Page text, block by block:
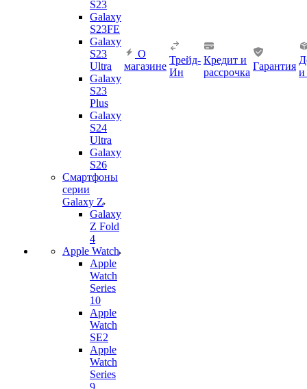
S23
Galaxy
S23FE
Galaxy
S23
Ultra
Galaxy
S23
Plus
Galaxy
S24
Ultra
Galaxy
S26
Смартфоны
серии
Galaxy Z
Galaxy
Z Fold
4
Apple Watch
Apple
Watch
Series
10
Apple
Watch
SE2
Apple
Watch
Series
9
О
магазине
Трейд-
Ин
Кредит и
рассрочка
Гарантия
и